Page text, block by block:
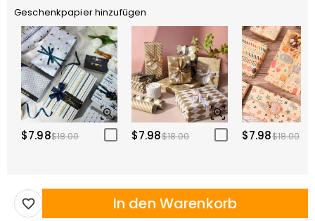
Geschenkpapier hinzufügen
$7.98$18.00 $7.98$18.00 $7.98$18.00
In den Warenkorb